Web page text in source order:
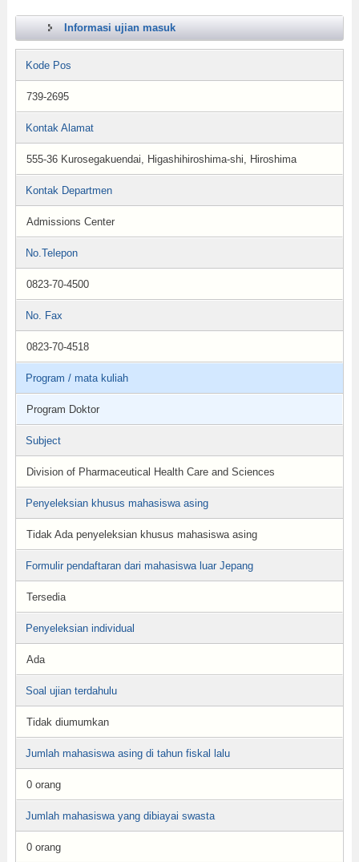
Informasi ujian masuk
Kode Pos
739-2695
Kontak Alamat
555-36 Kurosegakuendai, Higashihiroshima-shi, Hiroshima
Kontak Departmen
Admissions Center
No.Telepon
0823-70-4500
No. Fax
0823-70-4518
Program / mata kuliah
Program Doktor
Subject
Division of Pharmaceutical Health Care and Sciences
Penyeleksian khusus mahasiswa asing
Tidak Ada penyeleksian khusus mahasiswa asing
Formulir pendaftaran dari mahasiswa luar Jepang
Tersedia
Penyeleksian individual
Ada
Soal ujian terdahulu
Tidak diumumkan
Jumlah mahasiswa asing di tahun fiskal lalu
0 orang
Jumlah mahasiswa yang dibiayai swasta
0 orang